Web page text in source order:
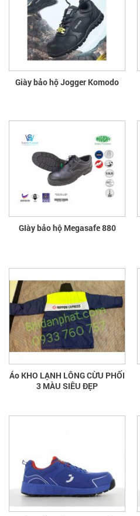
Giày bảo hộ Jogger Komodo
GIày bảo hộ Megasafe 880
Áo KHO LẠNH LÔNG CỪU PHỐI
3 MÀU SIÊU ĐẸP